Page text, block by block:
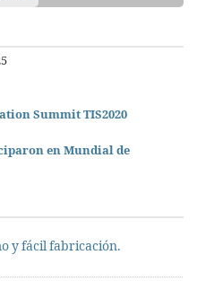
Summit TIS2020
en Mundial de
y fácil fabricación.